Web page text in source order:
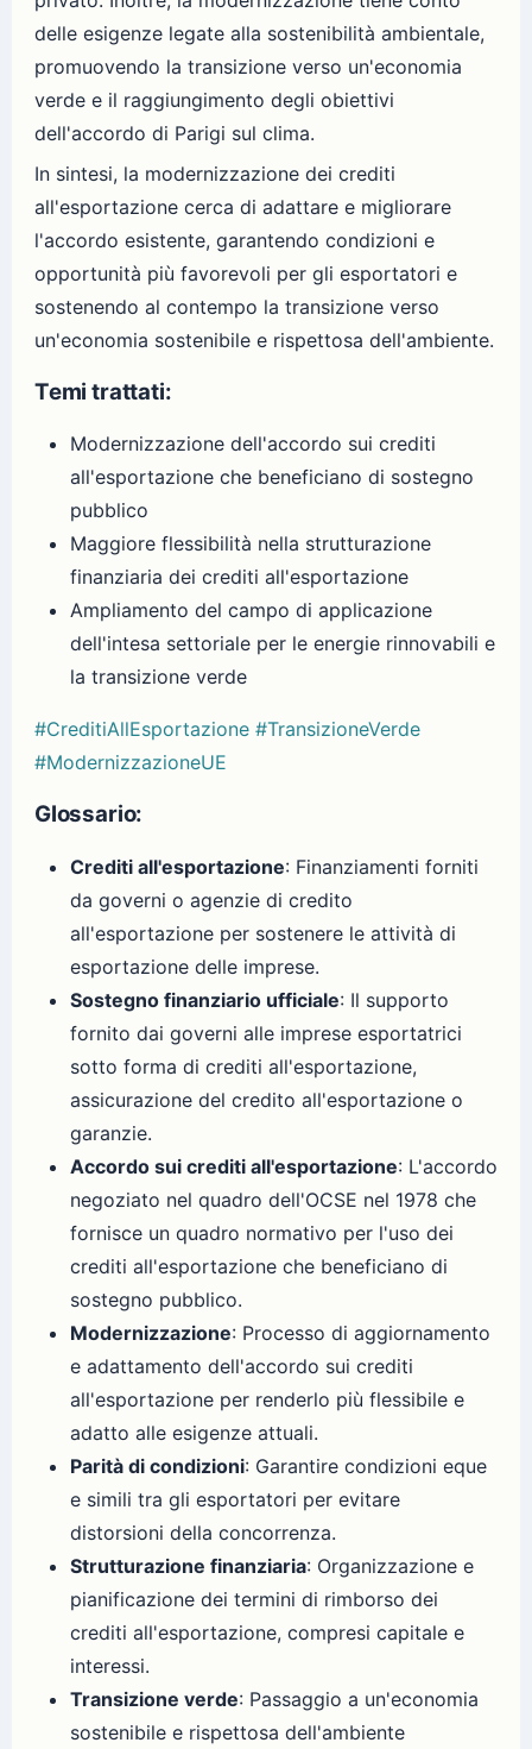
delle esigenze legate alla sostenibilità ambientale,
promuovendo la transizione verso un'economia
verde e il raggiungimento degli obiettivi
dell'accordo di Parigi sul clima.
In sintesi, la modernizzazione dei crediti
all'esportazione cerca di adattare e migliorare
l'accordo esistente, garantendo condizioni e
opportunità più favorevoli per gli esportatori e
sostenendo al contempo la transizione verso
un'economia sostenibile e rispettosa dell'ambiente.
Temi trattati:
Modernizzazione dell'accordo sui crediti
all'esportazione che beneficiano di sostegno
pubblico
Maggiore flessibilità nella strutturazione
finanziaria dei crediti all'esportazione
Ampliamento del campo di applicazione
dell'intesa settoriale per le energie rinnovabili e
la transizione verde
#CreditiAllEsportazione #TransizioneVerde
#ModernizzazioneUE
Glossario:
Crediti all'esportazione: Finanziamenti forniti
da governi o agenzie di credito
all'esportazione per sostenere le attività di
esportazione delle imprese.
Sostegno finanziario ufficiale: Il supporto
fornito dai governi alle imprese esportatrici
sotto forma di crediti all'esportazione,
assicurazione del credito all'esportazione o
garanzie.
Accordo sui crediti all'esportazione: L'accordo
negoziato nel quadro dell'OCSE nel 1978 che
fornisce un quadro normativo per l'uso dei
crediti all'esportazione che beneficiano di
sostegno pubblico.
Modernizzazione: Processo di aggiornamento
e adattamento dell'accordo sui crediti
all'esportazione per renderlo più flessibile e
adatto alle esigenze attuali.
Parità di condizioni: Garantire condizioni eque
e simili tra gli esportatori per evitare
distorsioni della concorrenza.
Strutturazione finanziaria: Organizzazione e
pianificazione dei termini di rimborso dei
crediti all'esportazione, compresi capitale e
interessi.
Transizione verde: Passaggio a un'economia
sostenibile e rispettosa dell'ambiente